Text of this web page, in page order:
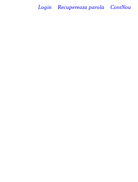
Login Recupereaza parola ContNou